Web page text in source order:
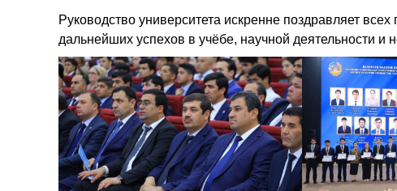
Руководство университета искренне поздравляет
дальнейших успехов в учёбе, научной деятельности и